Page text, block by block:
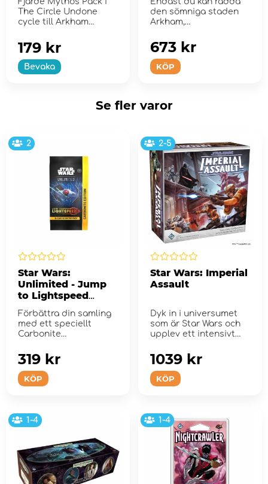
The Circle Undone
cycle till Arkham
Game.
Bevaka
179 kr
den sömniga staden
Arkham,
KÖP
673 kr
Se fler varor
2
Star Wars:
Unlimited - Jump
to Lightspeed
Pack
Förbättra din samling
med ett speciellt
Carbonite
KÖP
319 kr
2-5
Star Wars: Imperial
Assault
Dyk in i universumet
som är Star Wars och
upplev ett intensivt
KÖP
1039 kr
1-4 1-4